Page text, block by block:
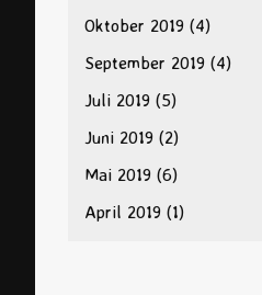
Oktober 2019 (4)
September 2019 (4)
Juli 2019 (5)
Juni 2019 (2)
Mai 2019 (6)
April 2019 (1)